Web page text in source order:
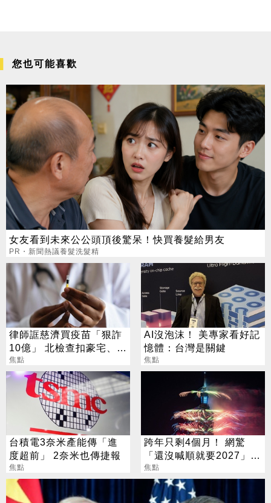
您也可能喜歡
女友看到未來公公頭頂後驚呆！快買養髮給男友
PR・新聞熱議養髮洗髮精
律師誆慈濟買疫苗「狠詐
10億」 北檢查扣豪宅、搜
出158公斤黃金
焦點
AI沒泡沫！ 美專家看好記
憶體：台灣是關鍵
焦點
台積電3奈米產能傳「進
度超前」 2奈米也傳捷報
焦點
跨年只剩4個月！ 網驚
「還沒喊順就要2027」
這句最狠超恐怖
焦點